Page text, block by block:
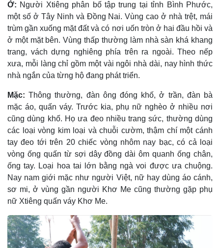
Ở: Người Xtiêng phân bố tập trung tại tỉnh Bình Phước,
một số ở Tây Ninh và Ðồng Nai. Vùng cao ở nhà trệt, mái
trùm gần xuống mặt đất và có nơi uốn tròn ở hai đầu hồi và
ở một mặt bên. Vùng thấp thường làm nhà sàn khá khang
trang, vách dựng nghiêng phía trên ra ngoài. Theo nếp
xưa, mỗi làng chỉ gồm một vài ngôi nhà dài, nay hình thức
nhà ngắn của từng hộ đang phát triển.
Mặc: Thông thường, đàn ông đóng khố, ở trần, đàn bà
mặc áo, quấn váy. Trước kia, phụ nữ nghèo ở nhiều nơi
cũng dùng khố. Họ ưa đeo nhiều trang sức, thường dùng
các loại vòng kim loại và chuỗi cườm, thậm chí một cánh
tay đeo tới trên 20 chiếc vòng nhôm nay bạc, có cả loại
vòng ống quấn từ sợi dây đồng dài ôm quanh ống chân,
ống tay. Loại hoa tai lớn bằng ngà voi được ưa chuộng.
Nay nam giới mặc như người Việt, nữ hay dùng áo cánh,
sơ mi, ở vùng gần người Khơ Me cũng thường gặp phụ
nữ Xtiêng quấn váy Khơ Me.